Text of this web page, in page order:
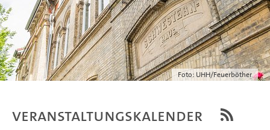
Foto: UHH/Feuerböther
Veranstaltungskalender